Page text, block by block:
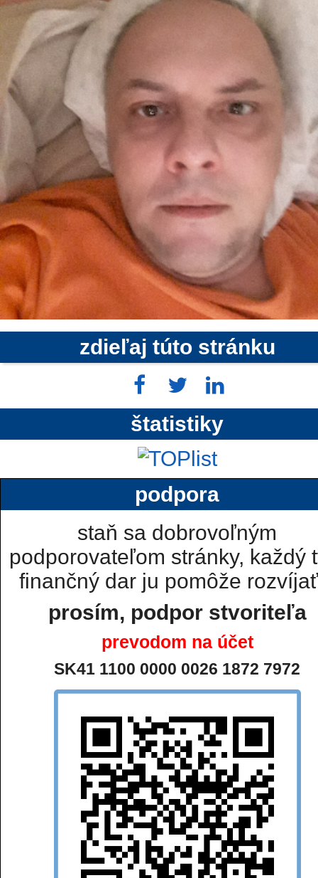
zdieľaj túto stránku
štatistiky
podpora
staň sa dobrovoľným
podporovateľom stránky, každý
finančný dar ju pomôže
prosím, podpor stvoriteľa
prevodom na účet
SK41 1100 0000 0026 1872 7972